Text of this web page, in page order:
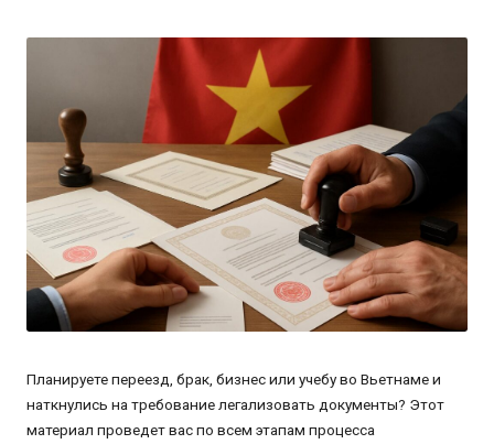
Планируете переезд, брак, бизнес или учебу во Вьетнаме и
наткнулись на требование легализовать документы? Этот
материал проведет вас по всем этапам процесса